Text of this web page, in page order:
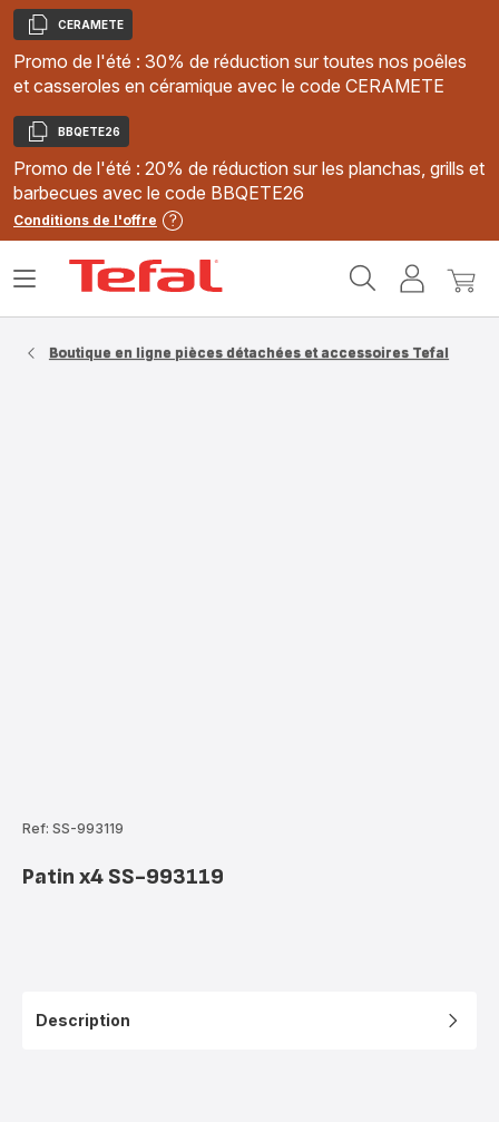
Copier
CERAMETE
Promo de l'été : 30% de réduction sur toutes nos poêles
et casseroles en céramique avec le code CERAMETE
Copier
BBQETE26
Promo de l'été : 20% de réduction sur les planchas, grills et
barbecues avec le code BBQETE26
Conditions de l'offre
MonMon
Ouvrir
Boutique en ligne pièces détachées et accessoires Tefal
Ref: SS-993119
Patin x4 SS-993119
Description